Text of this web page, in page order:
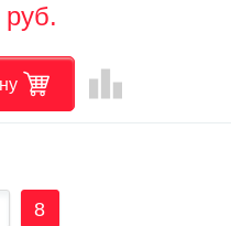
leaderboard
8